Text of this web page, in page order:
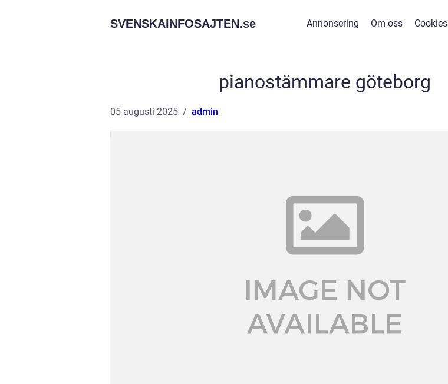
SVENSKAINFOSAJTEN.se Annonsering Om oss Cookies
pianostämmare göteborg
05 augusti 2025 admin